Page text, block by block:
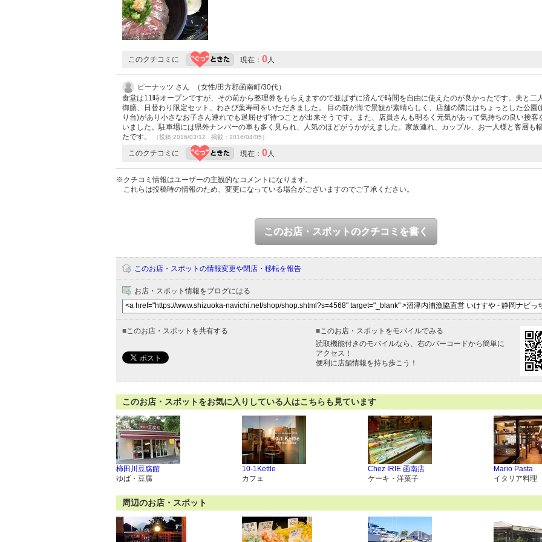
このクチコミに 現在： 0 人
ピーナッツ さん （女性/田方郡函南町/30代）
食堂は11時オープンですが、その前から整理券をもらえますので並ばずに済んで時間を自由に使えたのが良かったです。夫と二
御膳、日替わり限定セット、わさび葉寿司をいただきました。 目の前が海で景観が素晴らしく、店舗の隣にはちょっとした公園(
り台)があり小さなお子さん連れでも退屈せず待つことが出来そうです。また、店員さんも明るく元気があって気持ちの良い接客
いました。駐車場には県外ナンバーの車も多く見られ、人気のほどがうかがえました。家族連れ、カップル、お一人様と客層も
たです。
（投稿:2016/03/12 掲載：2016/04/05）
このクチコミに 現在： 0 人
※クチコミ情報はユーザーの主観的なコメントになります。
これらは投稿時の情報のため、変更になっている場合がございますのでご了承ください。
このお店・スポットのクチコミを書く
このお店・スポットの情報変更や閉店・移転を報告
お店・スポット情報をブログにはる
■ このお店・スポットを共有する ■ このお店・スポットをモバイルでみる
読取機能付きのモバイルなら、右のバーコードから簡単に
アクセス！
便利に店舗情報を持ち歩こう！
このお店・スポットをお気に入りしている人はこちらも見ています
柿田川豆腐館
ゆば・豆腐
10-1Kettle
カフェ
Chez IRIE 函南店
ケーキ・洋菓子
Mario Pasta
イタリア料理
周辺のお店・スポット